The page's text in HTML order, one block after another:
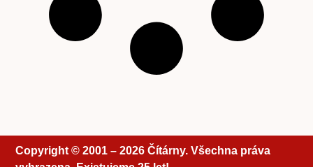
Copyright © 2001 – 2026 Čítárny. Všechna práva